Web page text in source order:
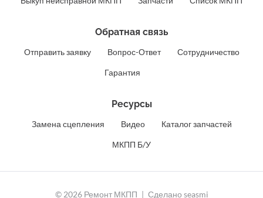
Обратная связь
Отправить заявку Вопрос-Ответ Сотрудничество
Гарантия
Ресурсы
Замена сцепления Видео Каталог запчастей
МКПП Б/У
© 2026 Ремонт МКПП Сделано seasmi